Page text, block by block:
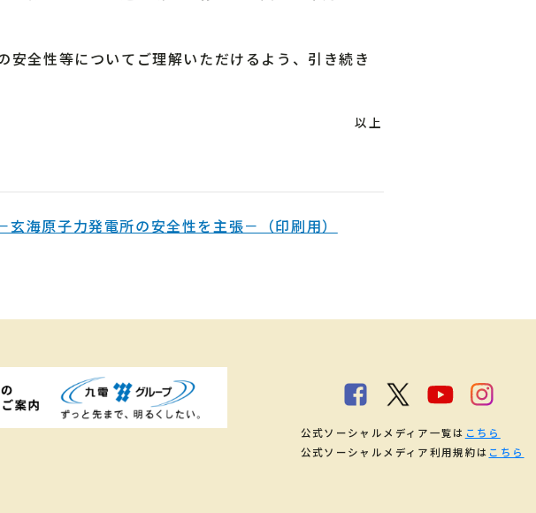
全性等についてご理解いただけるよう、引き続き
以上
海原子力発電所の安全性を主張－（印刷用）
公式ソーシャルメディア一覧は こちら
公式ソーシャルメディア利用規約は こちら